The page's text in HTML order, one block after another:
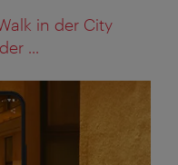
in der City
...